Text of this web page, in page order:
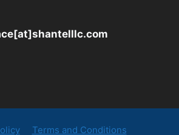
Terms and Conditions